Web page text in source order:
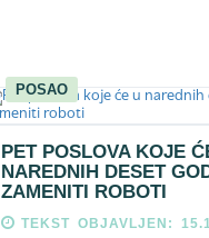
POSAO
PET POSLOVA KOJE
NAREDNIH DESET
ZAMENITI ROBOTI
TEKST OBJAVLJEN: